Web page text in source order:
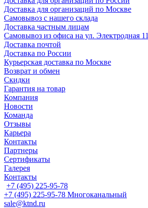
Доставка для организаций по Москве
Самовывоз с нашего склада
Доставка частным лицам
Самовывоз из офиса на ул. Электродная 11
Доставка почтой
Доставка по России
Курьерская доставка по Москве
Возврат и обмен
Скидки
Гарантия на товар
Компания
Новости
Команда
Отзывы
Карьера
Контакты
Партнеры
Сертификаты
Галерея
Контакты
+7 (495) 225-95-78
+7 (495) 225-95-78 Многоканальный
sale@ktnd.ru